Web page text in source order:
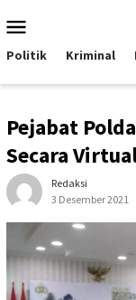
ke
kontenMobile
Politik Kriminal
Pejabat
Secara
Redaksi
3 Desember 2021